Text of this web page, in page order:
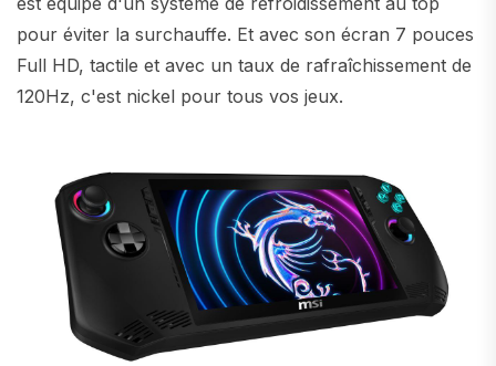
pour éviter la surchauffe. Et avec son écran 7 pouces
Full HD, tactile et avec un taux de rafraîchissement de
120Hz, c'est nickel pour tous vos jeux.